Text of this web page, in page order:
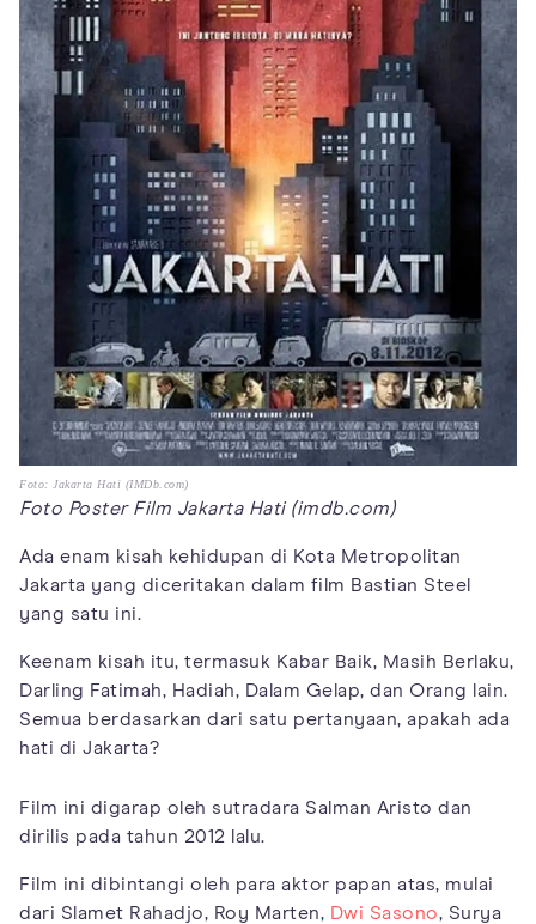
Foto: Jakarta Hati (IMDb.com)
Foto Poster Film Jakarta Hati (imdb.com)
Ada enam kisah kehidupan di Kota Metropolitan
Jakarta yang diceritakan dalam film Bastian Steel
yang satu ini.
Keenam kisah itu, termasuk Kabar Baik, Masih Berlaku,
Darling Fatimah, Hadiah, Dalam Gelap, dan Orang lain.
Semua berdasarkan dari satu pertanyaan, apakah ada
hati di Jakarta?
Film ini digarap oleh sutradara Salman Aristo dan
dirilis pada tahun 2012 lalu.
Film ini dibintangi oleh para aktor papan atas, mulai
dari Slamet Rahadjo, Roy Marten, Dwi Sasono, Surya